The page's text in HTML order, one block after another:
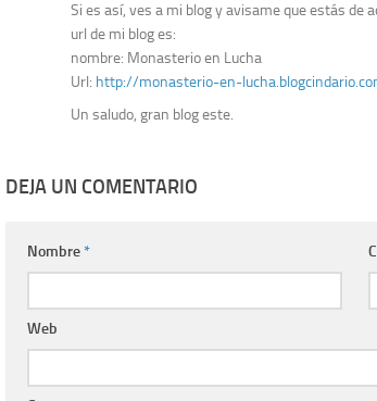
Si es así, ves a mi blog y avisame que estás de
url de mi blog es:
nombre: Monasterio en Lucha
Url: http://monasterio-en-
Un saludo, gran blog este.
DEJA UN COMENTARIO
Nombre*
Web